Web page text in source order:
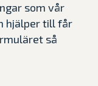
som vår
hjälper till får
så